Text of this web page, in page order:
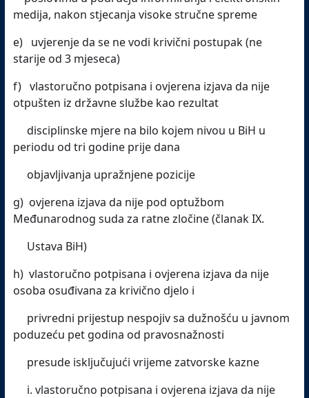
medija, nakon stjecanja visoke stručne spreme
e) uvjerenje da se ne vodi krivični postupak (ne
starije od 3 mjeseca)
f) vlastoručno potpisana i ovjerena izjava da nije
otpušten iz državne službe kao rezultat
disciplinske mjere na bilo kojem nivou u BiH u
periodu od tri godine prije dana
objavljivanja upražnjene pozicije
g) ovjerena izjava da nije pod optužbom
Međunarodnog suda za ratne zločine (članak IX.
Ustava BiH)
h) vlastoručno potpisana i ovjerena izjava da nije
osoba osuđivana za krivično djelo i
privredni prijestup nespojiv sa dužnošću u javnom
poduzeću pet godina od pravosnažnosti
presude isključujući vrijeme zatvorske kazne
vlastoručno potpisana i ovjerena izjava da nije